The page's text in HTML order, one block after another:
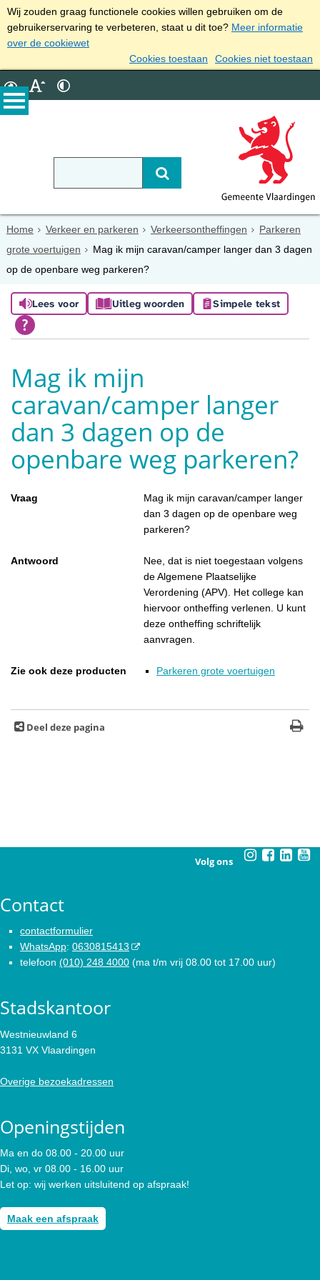
Wij zouden graag functionele cookies willen gebruiken om de
gebruikerservaring te verbeteren, staat u dit toe? Meer informatie
over de cookiewet
Cookies toestaan
Cookies niet toestaan
Home Verkeer en parkeren Verkeersontheffingen
Parkeren
grote voertuigen
Mag ik mijn caravan/camper langer dan 3 dagen
op de openbare weg parkeren?
Lees voor Uitleg woorden Simpele tekst
Mag ik mijn
caravan/camper langer
dan 3 dagen op de
openbare weg parkeren?
Vraag
Mag ik mijn caravan/camper langer
dan 3 dagen op de openbare weg
parkeren?
Antwoord
Nee, dat is niet toegestaan volgens
de Algemene Plaatselijke
Verordening (APV). Het college kan
hiervoor ontheffing verlenen. U kunt
deze ontheffing schriftelijk
aanvragen.
Zie ook deze producten Parkeren grote voertuigen
Deel deze pagina
Volg ons
Contact
contactformulier
WhatsApp: 0630815413
telefoon (010) 248 4000 (ma t/m vrij 08.00 tot 17.00 uur)
Stadskantoor
Westnieuwland 6
3131 VX Vlaardingen
Overige bezoekadressen
Openingstijden
Ma en do 08.00 - 20.00 uur
Di, wo, vr 08.00 - 16.00 uur
Let op: wij werken uitsluitend op afspraak!
Maak een afspraak